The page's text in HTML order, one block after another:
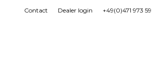
Contact Dealer login +49(0)471 973